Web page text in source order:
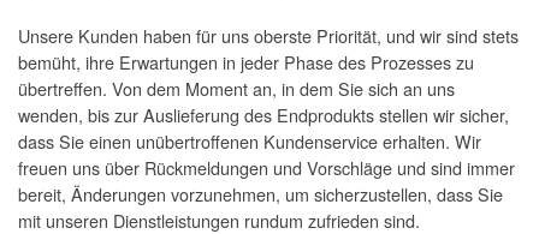
Unsere Kunden haben für uns oberste Priorität, und wir sind stets
bemüht, ihre Erwartungen in jeder Phase des Prozesses zu
übertreffen. Von dem Moment an, in dem Sie sich an uns
wenden, bis zur Auslieferung des Endprodukts stellen wir sicher,
dass Sie einen unübertroffenen Kundenservice erhalten. Wir
freuen uns über Rückmeldungen und Vorschläge und sind immer
bereit, Änderungen vorzunehmen, um sicherzustellen, dass Sie
mit unseren Dienstleistungen rundum zufrieden sind.